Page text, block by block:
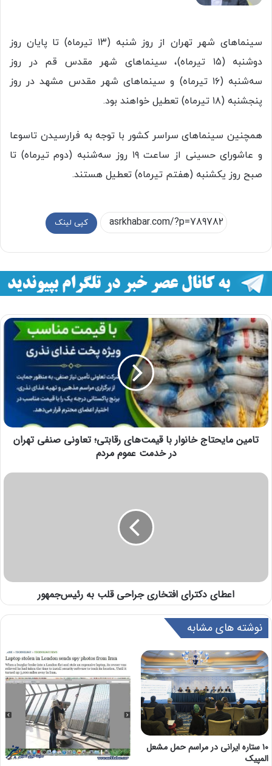
سینماهای شهر تهران از روز شنبه (۱۳ تیرماه) تا پایان روز
دوشنبه (۱۵ تیرماه)، سینماهای شهر مقدس قم در روز
سه‌شنبه (۱۶ تیرماه) و سینماهای شهر مقدس مشهد در روز
پنجشنبه (۱۸ تیرماه) تعطیل خواهند بود.
همچنین سینماهای سراسر کشور با توجه به فرارسیدن تاسوعا
و عاشورای حسینی از ساعت ۱۹ روز سه‌شنبه (دوم تیرماه) تا
صبح روز یکشنبه (هفتم تیرماه) تعطیل هستند.
کپی لینک
تامین مایحتاج خانوار با قیمت‌های رقابتی؛ تعاونی صنفی تهران
در خدمت عموم مردم
اعطای دکترای افتخاری جراحی قلب به رئیس‌جمهور
نوشته های مشابه
۱۰ ستاره ایرانی در مراسم حمل مشعل
المپیک